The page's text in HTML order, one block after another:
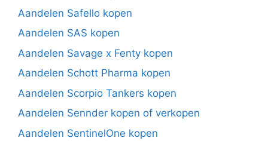
Aandelen Safello kopen
Aandelen SAS kopen
Aandelen Savage x Fenty kopen
Aandelen Schott Pharma kopen
Aandelen Scorpio Tankers kopen
Aandelen Sennder kopen of verkopen
Aandelen SentinelOne kopen